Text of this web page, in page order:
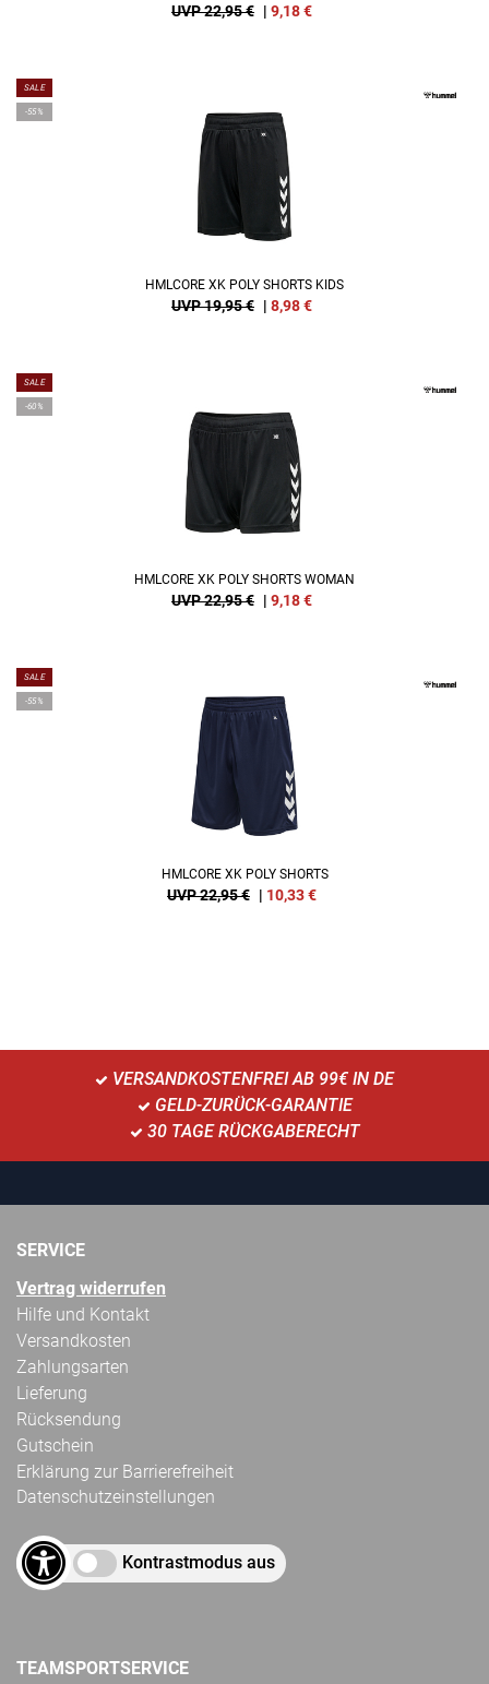
UVP 22,95 € | 9,18€
SALE
-55%
HMLCORE XK POLY SHORTS KIDS
UVP 19,95 € | 8,98€
SALE
-60%
HMLCORE XK POLY SHORTS WOMAN
UVP 22,95 € | 9,18€
SALE
-55%
HMLCORE XK POLY SHORTS
UVP 22,95 € | 10,33€
VERSANDKOSTENFREI AB 99€ IN DE
GELD-ZURÜCK-GARANTIE
30 TAGE RÜCKGABERECHT
SERVICE
Vertrag widerrufen
Hilfe und Kontakt
Versandkosten
Zahlungsarten
Lieferung
Rücksendung
Gutschein
Erklärung zur Barrierefreiheit
Datenschutzeinstellungen
Kontrastmodus aus
TEAMSPORTSERVICE